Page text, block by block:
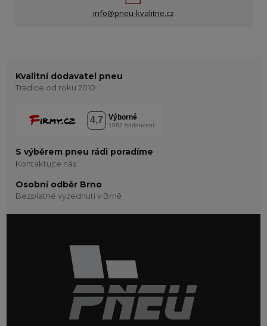
info@pneu-kvalitne.cz
Kvalitní dodavatel pneu
Tradice od roku 2010
S výběrem pneu rádi poradíme
Kontaktujte nás
Osobní odběr Brno
Bezplatné vyzednutí v Brně